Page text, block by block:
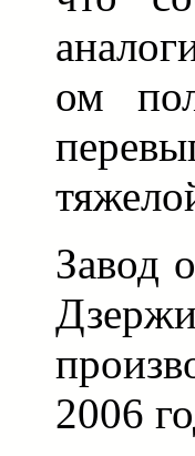
ом
Завод
2006